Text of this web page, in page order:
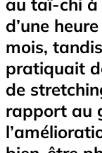
au taï-chi à
d’une
mois,
pratiquait
de
rapport au